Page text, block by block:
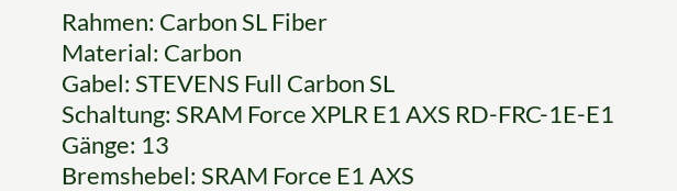
Rahmen: Carbon SL Fiber
Material: Carbon
Gabel: STEVENS Full Carbon SL
Schaltung: SRAM Force XPLR E1 AXS RD-FRC-1E-E1
Gänge: 13
Bremshebel: SRAM Force E1 AXS